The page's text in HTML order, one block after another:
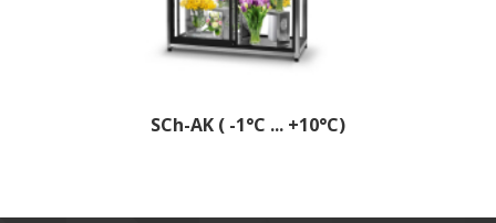
SCh-AK ( -1°C ... +10°C)